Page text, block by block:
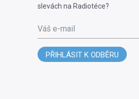
slevách na Radiotéce?
Váš e-mail
PŘIHLÁSIT K ODBĚRU